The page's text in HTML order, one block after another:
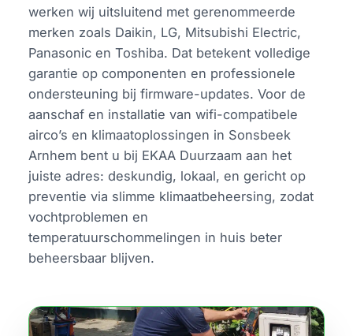
werken wij uitsluitend met gerenommeerde
merken zoals Daikin, LG, Mitsubishi Electric,
Panasonic en Toshiba. Dat betekent volledige
garantie op componenten en professionele
ondersteuning bij firmware-updates. Voor de
aanschaf en installatie van wifi-compatibele
airco’s en klimaatoplossingen in Sonsbeek
Arnhem bent u bij EKAA Duurzaam aan het
juiste adres: deskundig, lokaal, en gericht op
preventie via slimme klimaatbeheersing, zodat
vochtproblemen en
temperatuurschommelingen in huis beter
beheersbaar blijven.